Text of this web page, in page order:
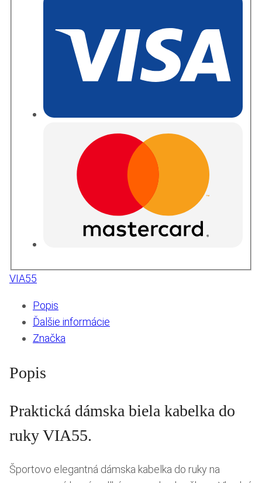
VIA55
Popis
Ďalšie informácie
Značka
Popis
Praktická dámska biela kabelka do
ruky VIA55.
Športovo elegantná dámska kabelka do ruky na